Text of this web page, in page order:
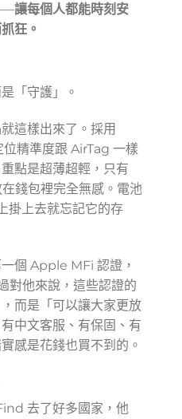
讓每個人都能時刻安
狂。
「守護」。
這樣出來了。採用
精準度跟 AirTag 一樣
點是超薄超輕，只有
錢包裡完全無感。電池
掛上去就忘記它的存
個 Apple MFi 認證，
對他來說，這些認證的
而是「可以讓大家更放
中文客服、有保固、有
感是花錢也買不到的。
去了好多國家，他